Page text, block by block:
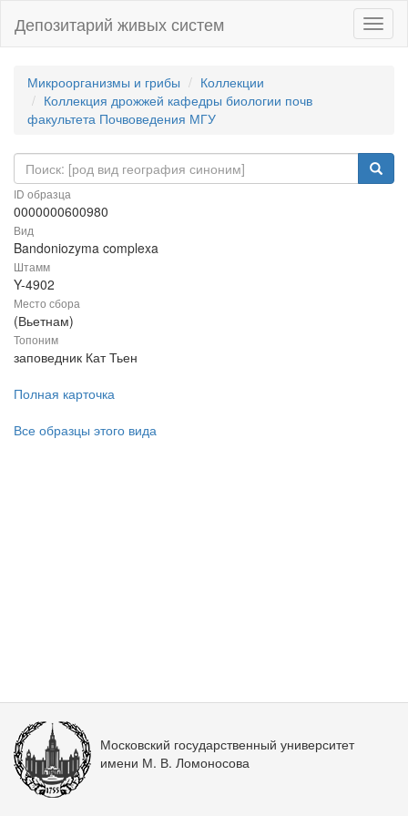
Депозитарий живых систем
Микроорганизмы и грибы
Коллекции
Коллекция дрожжей кафедры биологии почв
факультета Почвоведения МГУ
ID образца
0000000600980
Вид
Bandoniozyma complexa
Штамм
Y-4902
Место сбора
(Вьетнам)
Топоним
заповедник Кат Тьен
Полная карточка
Все образцы этого вида
Московский государственный университет
имени М. В. Ломоносова